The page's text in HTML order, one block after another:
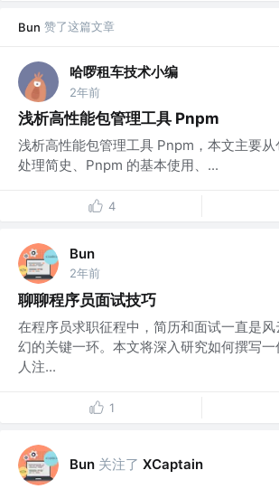
Bun 赞了这篇文章
哈啰租车技术小编
2年前
浅析高性能包管理工具 Pnpm
浅析高性能包管理工具 Pnpm，本文主要
处理简史、Pnpm 的基本使用、...
4
Bun
2年前
聊聊程序员面试技巧
在程序员求职征程中，简历和面试一直是风
幻的关键一环。本文将深入研究如何撰写一
人注...
1
Bun 关注了 XCaptain